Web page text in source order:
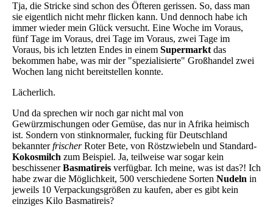
Tja, die Stricke sind schon des Öfteren gerissen. So, dass man
sie eigentlich nicht mehr flicken kann. Und dennoch habe ich
immer wieder mein Glück versucht. Eine Woche im Voraus,
fünf Tage im Voraus, drei Tage im Voraus, zwei Tage im
Voraus, bis ich letzten Endes in einem Supermarkt das
bekommen habe, was mir der "spezialisierte" Großhandel zwei
Wochen lang nicht bereitstellen konnte.
Lächerlich.
Und da sprechen wir noch gar nicht mal von
Gewürzmischungen oder Gemüse, das nur in Afrika heimisch
ist. Sondern von stinknormaler, fucking für Deutschland
bekannterfrischerRoter Bete, von Röstzwiebeln und Standard-
Kokosmilch zum Beispiel. Ja, teilweise war sogar kein
beschissenerBasmatireis verfügbar. Ich meine, was ist das?! Ich
habe zwar die Möglichkeit, 500 verschiedene Sorten Nudeln in
jeweils 10 Verpackungsgrößen zu kaufen, aber es gibt kein
einziges Kilo Basmatireis?